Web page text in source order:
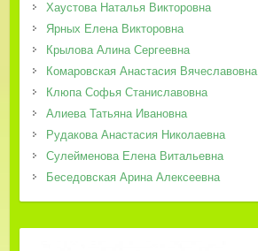
Хаустова Наталья Викторовна
Ярных Елена Викторовна
Крылова Алина Сергеевна
Комаровская Анастасия Вячеславовна
Клюпа Софья Станиславовна
Алиева Татьяна Ивановна
Рудакова Анастасия Николаевна
Сулейменова Елена Витальевна
Беседовская Арина Алексеевна